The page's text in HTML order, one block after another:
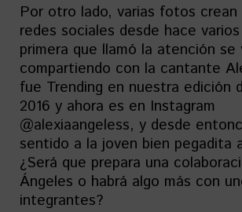
Por otro lado, varias fotos crean
redes sociales desde hace
primera que llamó la atención se
compartiendo con la cantante
fue Trending en nuestra edición
2016 y ahora es en Instagram
@alexiaangeless, y desde
sentido a la joven bien pegadita
¿Será que prepara una
Ángeles o habrá algo más con
integrantes?